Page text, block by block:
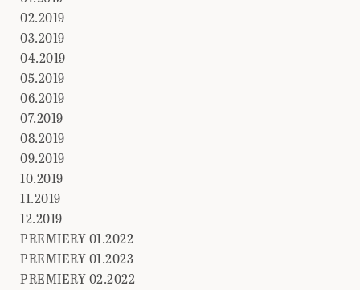
02.2019
03.2019
04.2019
05.2019
06.2019
07.2019
08.2019
09.2019
10.2019
11.2019
12.2019
PREMIERY 01.2022
PREMIERY 01.2023
PREMIERY 02.2022